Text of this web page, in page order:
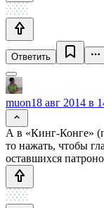
Ответить
muon18 авг 2014 в
А в «Кинг-Конге»
то нажать, чтобы
оставшихся